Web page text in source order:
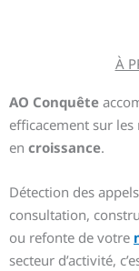
À
AO Conquête
efficacement sur
en croissance.
Détection des
consultation,
ou refonte de votre
secteur d’activité,